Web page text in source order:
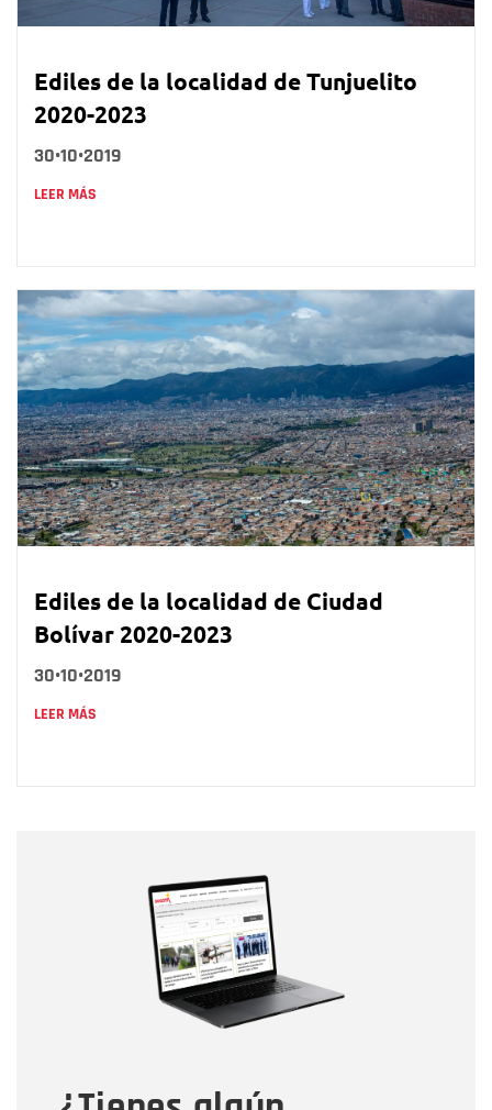
Ediles de la localidad de Tunjuelito
2020-2023
30•10•2019
LEER MÁS
Ediles de la localidad de Ciudad
Bolívar 2020-2023
30•10•2019
LEER MÁS
Correo electrónico
Tipo de comentario
Mensaje